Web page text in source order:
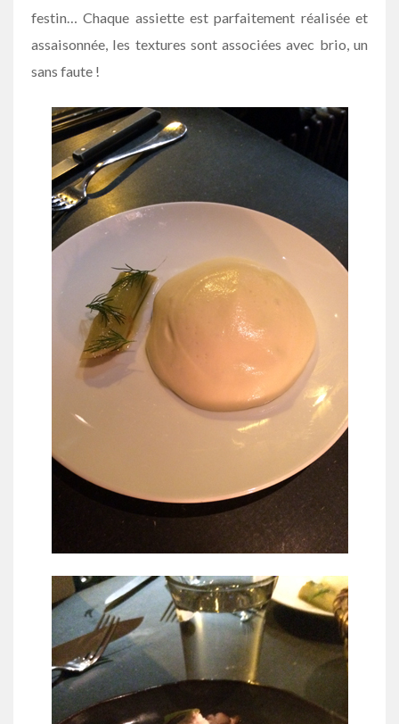
festin… Chaque assiette est parfaitement réalisée et
assaisonnée, les textures sont associées avec brio, un
sans faute !